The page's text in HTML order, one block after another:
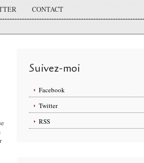
CONTACT
Suivez-moi
Facebook
Twitter
RSS